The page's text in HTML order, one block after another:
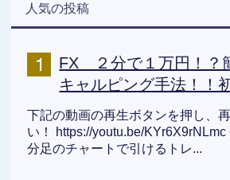
人気の投稿
FX ２分で１万円！？
キャルピング手法！！
下記の動画の再生ボタンを押し、
い！ https://youtu.be/KYr6X9rNLmc
分足のチャートで引けるトレ...